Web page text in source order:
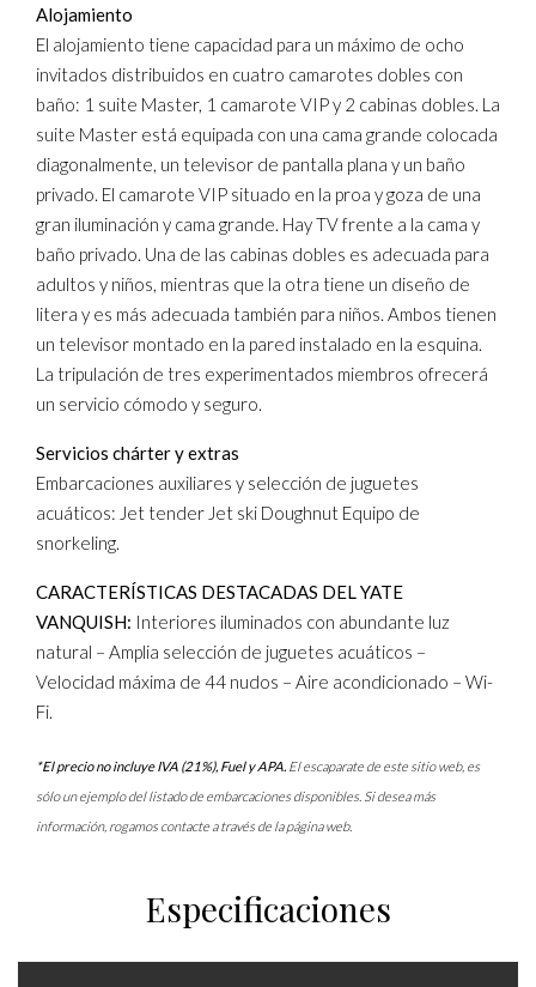
Alojamiento
El alojamiento tiene capacidad para un máximo de ocho
invitados distribuidos en cuatro camarotes dobles con
baño: 1 suite Master, 1 camarote VIP y 2 cabinas dobles. La
suite Master está equipada con una cama grande colocada
diagonalmente, un televisor de pantalla plana y un baño
privado. El camarote VIP situado en la proa y goza de una
gran iluminación y cama grande. Hay TV frente a la cama y
baño privado. Una de las cabinas dobles es adecuada para
adultos y niños, mientras que la otra tiene un diseño de
litera y es más adecuada también para niños. Ambos tienen
un televisor montado en la pared instalado en la esquina.
La tripulación de tres experimentados miembros ofrecerá
un servicio cómodo y seguro.
Servicios chárter y extras
Embarcaciones auxiliares y selección de juguetes
acuáticos: Jet tender Jet ski Doughnut Equipo de
snorkeling.
CARACTERÍSTICAS DESTACADAS DEL YATE
VANQUISH: Interiores iluminados con abundante luz
natural – Amplia selección de juguetes acuáticos –
Velocidad máxima de 44 nudos – Aire acondicionado – Wi-
Fi.
*El precio no incluye IVA (21%), Fuel y APA. El escaparate de este sitio web, es
sólo un ejemplo del listado de embarcaciones disponibles. Si desea más
información, rogamos contacte a través de la página web.
Especificaciones